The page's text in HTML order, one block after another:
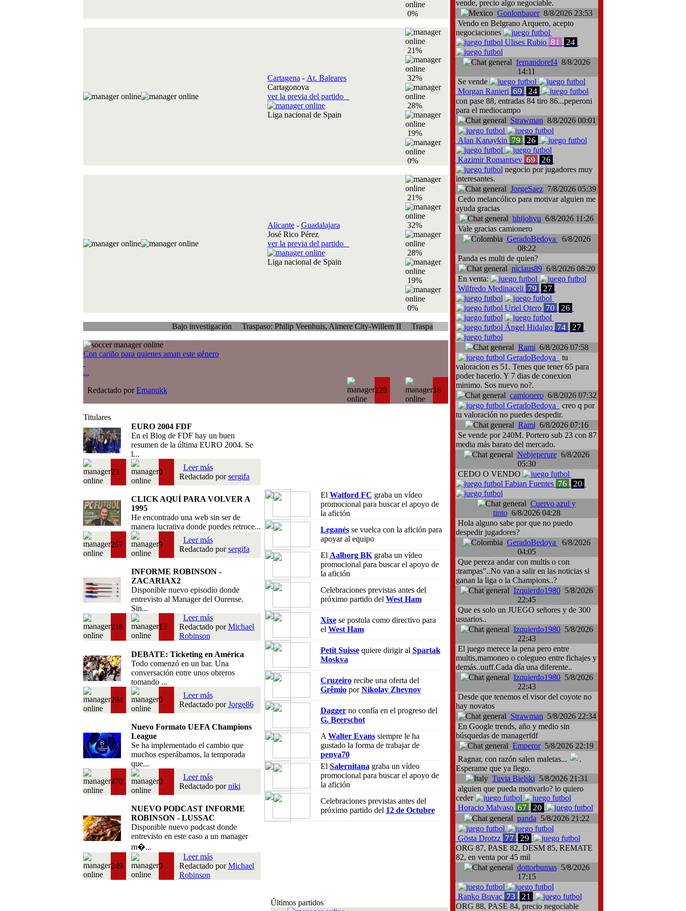
0%
Cartagena - At. Baleares
Cartagonova
ver la previa del partido
Liga nacional de Spain
21%
32%
28%
19%
0%
Alicante- Guadalajara
José Rico Pérez
ver la previa del partido
Liga nacional de Spain
21%
32%
28%
19%
0%
Bajo investigación Traspaso: Philip Veenhuis, Almere City-Willem II Traspaso: Neil Barker, Rotherham United-Liverpool Traspaso: Giampieri Cusinato, Cádiz-
Con cariño para quienes aman este género
...
Redactado porEmanukk 229 16
Titulares
EURO 2004 FDF
En el Blog de FDF hay un buen
resumen de la última EURO 2004. Se
l...
23 0
Leer más
Redactado porsergifa
CLICK AQUÍ PARA VOLVER A
1995
He encontrado una web sin ser de
manera lucrativa donde puedes retroce...
267 9
Leer más
Redactado porsergifa
INFORME ROBINSON -
ZACARIAX2
Disponible nuevo episodio donde
entrevisto al Manager del Ourense.
Sin...
218 13
Leer más
Redactado porMichael
Robinson
DEBATE: Ticketing en América
Todo comenzó en un bar. Una
conversación entre unos obreros
tomando ...
294 0
Leer más
Redactado porJorge86
Nuevo Formato UEFA Champions
League
Se ha implementado el cambio que
muchos esperábamos, la temporada
que...
470 0
Leer más
Redactado porniki
NUEVO PODCAST INFORME
ROBINSON - LUSSAC
Disponible nuevo podcast donde
entrevisto en este caso a un manager
m�...
249 0
Leer más
Redactado porMichael
Robinson
El Watford FC graba un vídeo
promocional para buscar el apoyo de
la afición
Leganésse vuelca con la afición para
apoyar al equipo
El Aalborg BKgraba un vídeo
promocional para buscar el apoyo de
la afición
Celebraciones previstas antes del
próximo partido del West Ham
Xixese postula como directivo para
el West Ham
Petit Suissequiere dirigir al Spartak
Moskva
Cruzeirorecibe una oferta del
GrêmioporNikolay Zhevnov
Daggerno confía en el progreso del
G. Beerschot
A Walter Evanssiempre le ha
gustado la forma de trabajar de
penya70
El Salernitana graba un vídeo
promocional para buscar el apoyo de
la afición
Celebraciones previstas antes del
próximo partido del 12 de Octubre
Últimos partidos
vende, precio algo negociable.
Gonlonbauer8/8/2026 23:53
Vendo en Belgrano Arquero, acepto
negociaciones
Ulises Rubio 81 24
fernandoref4 8/8/2026
14:11
Se vende
Morgan Ranieri 69 24
con pase 88, entradas 84 tiro 86...peperoni
para el mediocampo
Strawman 8/8/2026 00:01
Alan Kanaykin 79 26
Kazimir Romantsev 69 26
negocio por jugadores muy
interesantes.
JorgeSaez7/8/2026 05:39
Cedo melancólico para motivar alguien me
ayuda gracias
hhijohyu 6/8/2026 11:26
Vale gracias camionero
GeradoBedoya
6/8/2026
08:22
Panda es multi de quien?
niclaus896/8/2026 08:20
En venta:
Wilfredo Medinaceli 79 27
Uriel Otero 70 26
Ángel Hidalgo 74 27
Rami 6/8/2026 07:58
GeradoBedoya
tu
valoracion es 51. Tenes que tener 65 para
poder hacerlo. Y 7 dias de conexion
minimo. Sos nuevo no?.
camionero6/8/2026 07:32
GeradoBedoya
creo q por
tu valoración no puedes despedir.
Rami 6/8/2026 07:16
Se vende por 240M. Portero sub 23 con 87
media más barato del mercado.
Nebjeperure6/8/2026
05:30
CEDO O VENDO
Fabian Fuentes 76 20
Cuervo azul y
tinto6/8/2026 04:28
Hola alguno sabe por que no puedo
despedir jugadores?
GeradoBedoya
6/8/2026
04:05
Que pereza andar con multis o con
:trampas"..No van a salir en las noticias si
ganan la liga o la Champions..?
Izquierdo19805/8/2026
22:45
Que es solo un JUEGO señores y de 300
usuarios..
Izquierdo19805/8/2026
22:43
El juego merece la pena pero entre
multis,mamoneo o colegueo entre fichajes y
demás..uuff.Cada día una diferente..
Izquierdo19805/8/2026
22:43
Desde que tenemos el visor del coyote no
hay novatos
Strawman 5/8/2026 22:34
En Google trends, año y medio sin
búsquedas de managerfdf
Emperor5/8/2026 22:19
Ragnar, con razón salen maletas...
.
Esperame que ya llego.
Tuvia Bielski 5/8/2026 21:31
alguien que pueda motivarlo? lo quiero
ceder
Horacio Malvaso 67 20
panda 5/8/2026 21:22
Gösta Drotzz 77 29
ORG 87, PASE 82, DESM 85, REMATE
82, en venta por 45 mil
dottorbumas5/8/2026
17:15
Ranko Buvac 73 21
ORG 88, PASE 84, precio negociable